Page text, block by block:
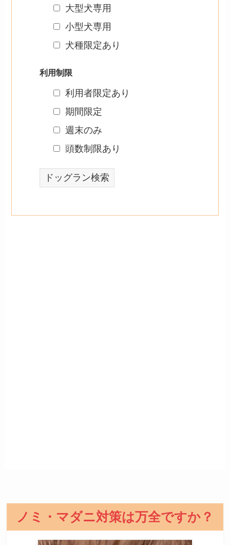
大型犬専用
小型犬専用
犬種限定あり
利用制限
利用者限定あり
期間限定
週末のみ
頭数制限あり
ノミ・マダニ対策は万全ですか？